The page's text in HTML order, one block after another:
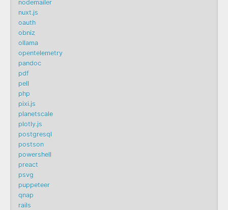
nodemailer
nuxt.js
oauth
obniz
ollama
opentelemetry
pandoc
pdf
pell
php
pixi.js
planetscale
plotly.js
postgresql
postson
powershell
preact
psvg
puppeteer
qnap
rails